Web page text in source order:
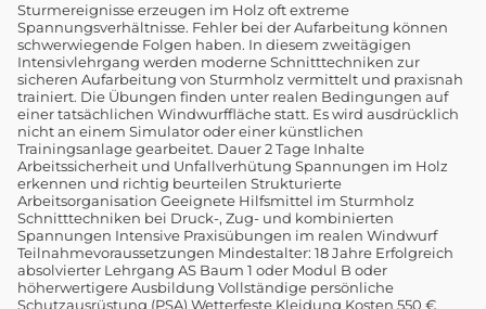
Sturmereignisse erzeugen im Holz oft extreme
Spannungsverhältnisse. Fehler bei der Aufarbeitung können
schwerwiegende Folgen haben. In diesem zweitägigen
Intensivlehrgang werden moderne Schnitttechniken zur
sicheren Aufarbeitung von Sturmholz vermittelt und praxisnah
trainiert. Die Übungen finden unter realen Bedingungen auf
einer tatsächlichen Windwurffläche statt. Es wird ausdrücklich
nicht an einem Simulator oder einer künstlichen
Trainingsanlage gearbeitet. Dauer 2 Tage Inhalte
Arbeitssicherheit und Unfallverhütung Spannungen im Holz
erkennen und richtig beurteilen Strukturierte
Arbeitsorganisation Geeignete Hilfsmittel im Sturmholz
Schnitttechniken bei Druck-, Zug- und kombinierten
Spannungen Intensive Praxisübungen im realen Windwurf
Teilnahmevoraussetzungen Mindestalter: 18 Jahre Erfolgreich
absolvierter Lehrgang AS Baum 1 oder Modul B oder
höherwertigere Ausbildung Vollständige persönliche
Schutzausrüstung (PSA) Wetterfeste Kleidung Kosten 550 €